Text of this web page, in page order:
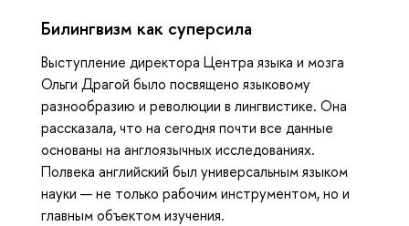
Билингвизм как суперсила
Выступление директора Центра языка и мозга
Ольги Драгой было посвящено языковому
разнообразию и революции в лингвистике. Она
рассказала, что на сегодня почти все данные
основаны на англоязычных исследованиях.
Полвека английский был универсальным языком
науки — не только рабочим инструментом, но и
главным объектом изучения.